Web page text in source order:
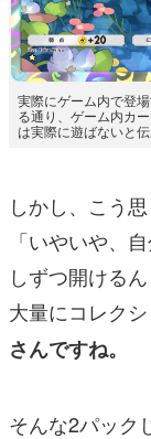
実際にゲーム内で登
る通り、ゲーム内カ
は実際に遊ばないと
しかし、こう
「いやいや、
しずつ開ける
大量にコレク
さんですね。
そんな2パック